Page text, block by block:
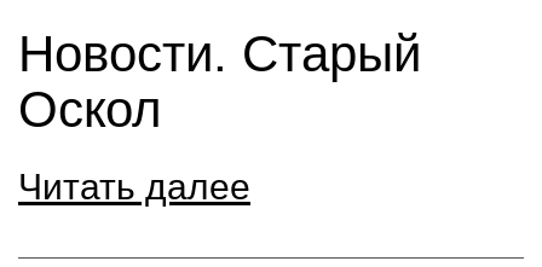
Новости. Старый
Оскол
Читать далее